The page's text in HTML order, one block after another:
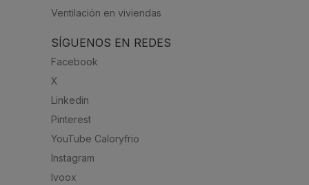
Ventilación en viviendas
SÍGUENOS EN REDES
Facebook
X
Linkedin
Pinterest
YouTube Caloryfrio
Instagram
Ivoox